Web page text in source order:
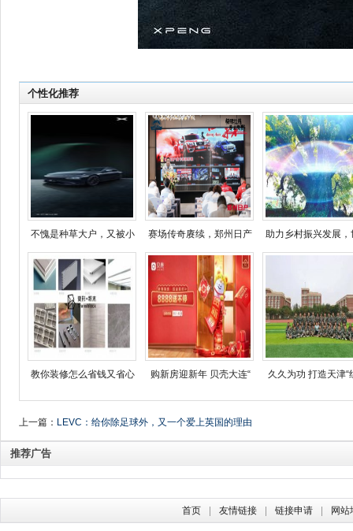
个性化推荐
不愧是种草大户，又被小 赛场传奇赓续，郑州日产 助力乡村振兴发展，
教你装修怎么省钱又省心 购新房迎新年 贝壳大连“ 久久为功 打造天津“
上一篇： LEVC：给你除足球外，又一个爱上英国的理由
推荐广告
首页 友情链接 链接申请 网站